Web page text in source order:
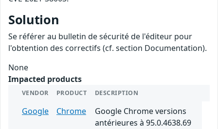
Solution
Se référer au bulletin de sécurité de l'éditeur pour
l'obtention des correctifs (cf. section Documentation).
None
Impacted products
VENDOR PRODUCT DESCRIPTION
Google Chrome
Google Chrome versions
antérieures à 95.0.4638.69